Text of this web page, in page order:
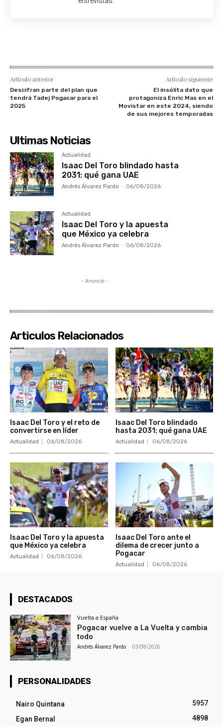
Artículo anterior
Descifran parte del plan que
tendrá Tadej Pogacar para el
2025
Artículo siguiente
El insólita dato que
protagoniza Enric Mas en el
Movistar en este 2024, siendo
de sus mejores temporadas
Ultimas Noticias
Actualidad
Isaac Del Toro blindado hasta
2031: qué gana UAE
Andrés Álvarez Pardo - 06/08/2026
Actualidad
Isaac Del Toro y la apuesta
que México ya celebra
Andrés Álvarez Pardo - 06/08/2026
- Anuncio -
Articulos Relacionados
Isaac Del Toro y el reto de
convertirse en líder
Actualidad 06/08/2026
Isaac Del Toro blindado
hasta 2031: qué gana UAE
Actualidad 06/08/2026
Isaac Del Toro y la apuesta
que México ya celebra
Actualidad 06/08/2026
Isaac Del Toro ante el
dilema de crecer junto a
Pogacar
Actualidad 06/08/2026
DESTACADOS
Vuelta a España
Pogacar vuelve a La Vuelta y cambia
todo
Andrés Álvarez Pardo - 03/08/2026
PERSONALIDADES
Nairo Quintana
5957
Egan Bernal
4898